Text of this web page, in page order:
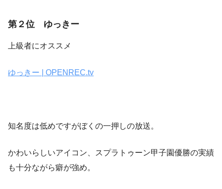
第２位 ゆっきー
上級者にオススメ
ゆっきー | OPENREC.tv
知名度は低めですがぼくの一押しの放送。
かわいらしいアイコン、スプラトゥーン甲子園優勝の実績
も十分ながら癖が強め。